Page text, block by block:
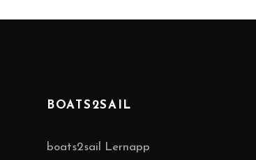
BOATS2SAIL
boats2sail Lernapp